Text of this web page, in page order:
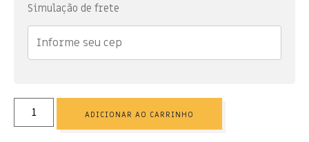
Simulação de frete
ADICIONAR AO CARRINHO